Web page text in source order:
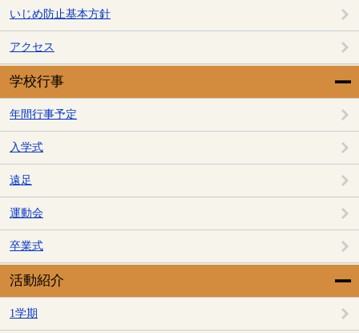
いじめ防止基本方針
アクセス
学校行事
年間行事予定
入学式
遠足
運動会
卒業式
活動紹介
1学期